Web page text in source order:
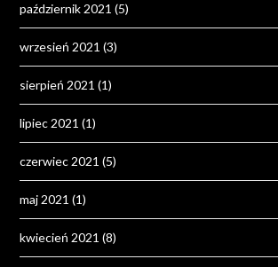
październik 2021 (5)
wrzesień 2021 (3)
sierpień 2021 (1)
lipiec 2021 (1)
czerwiec 2021 (5)
maj 2021 (1)
kwiecień 2021 (8)